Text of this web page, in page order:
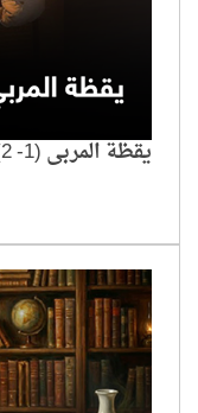
يقظة المربي (1- 2)